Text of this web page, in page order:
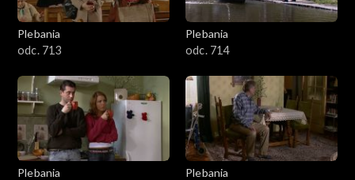
Plebania
odc. 713
Plebania
odc. 714
Plebania
Plebania